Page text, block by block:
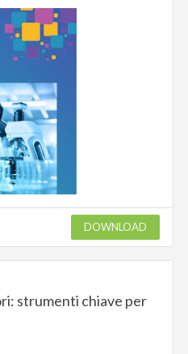
DOWNLOAD
strumenti chiave per